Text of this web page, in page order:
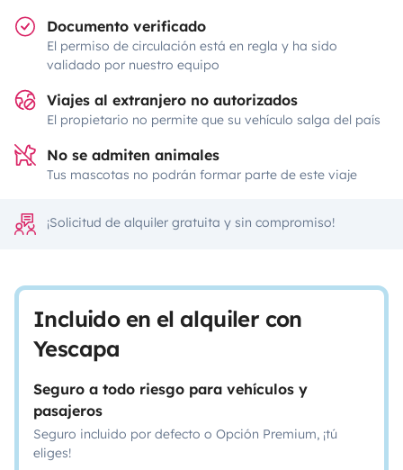
Documento verificado
El permiso de circulación está en regla y ha sido
validado por nuestro equipo
Viajes al extranjero no autorizados
El propietario no permite que su vehículo salga del país
No se admiten animales
Tus mascotas no podrán formar parte de este viaje
¡Solicitud de alquiler gratuita y sin compromiso!
Incluido en el alquiler con
Yescapa
Seguro a todo riesgo para vehículos y
pasajeros
Seguro incluido por defecto o Opción Premium, ¡tú
eliges!